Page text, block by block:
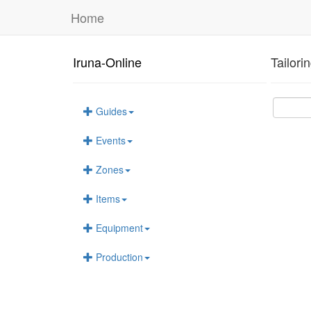
Home
Iruna-Online
Guides
Events
Zones
Items
Equipment
Production